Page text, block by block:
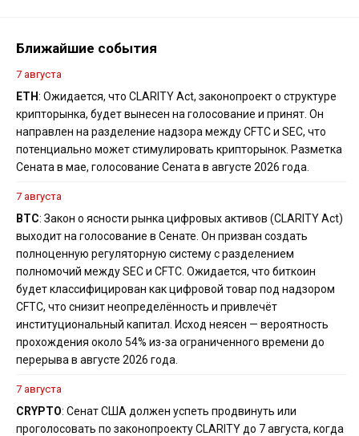
Ближайшие события
7 августа
ETH: Ожидается, что CLARITY Act, законопроект о структуре
крипторынка, будет вынесен на голосование и принят. Он
направлен на разделение надзора между CFTC и SEC, что
потенциально может стимулировать крипторынок. Разметка
Сената в мае, голосование Сената в августе 2026 года.
7 августа
BTC: Закон о ясности рынка цифровых активов (CLARITY Act)
выходит на голосование в Сенате. Он призван создать
полноценную регуляторную систему с разделением
полномочий между SEC и CFTC. Ожидается, что биткоин
будет классифицирован как цифровой товар под надзором
CFTC, что снизит неопределённость и привлечёт
институциональный капитал. Исход неясен — вероятность
прохождения около 54% из-за ограниченного времени до
перерыва в августе 2026 года.
7 августа
CRYPTO: Сенат США должен успеть продвинуть или
проголосовать по законопроекту CLARITY до 7 августа, когда